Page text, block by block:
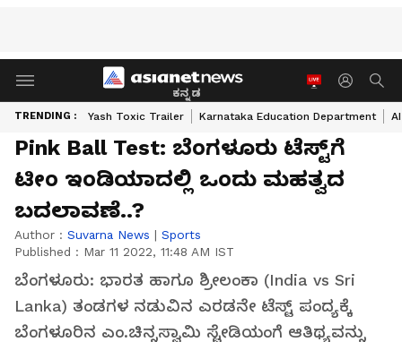
ಕನ್ನಡ
TRENDING : Yash Toxic Trailer Karnataka Education Department
Pink Ball Test: ಬೆಂಗಳೂರು ಟೆಸ್ಟ್‌ಗೆ
ಟೀಂ ಇಂಡಿಯಾದಲ್ಲಿ ಒಂದು ಮಹತ್ವದ
ಬದಲಾವಣೆ..?
Author : Suvarna News | Sports
Published : Mar 11 2022, 11:48 AM IST
ಬೆಂಗಳೂರು: ಭಾರತ ಹಾಗೂ ಶ್ರೀಲಂಕಾ (India vs Sri
Lanka) ತಂಡಗಳ ನಡುವಿನ ಎರಡನೇ ಟೆಸ್ಟ್‌ ಪಂದ್ಯಕ್ಕೆ
ಬೆಂಗಳೂರಿನ ಎಂ.ಚಿನ್ನಸ್ವಾಮಿ ಸ್ಟೇಡಿಯಂಗೆ ಆತಿಥ್ಯವನ್ನು